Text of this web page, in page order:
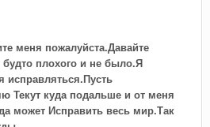
меня пожалуйста.Давайте
будто плохого и не было.Я
исправляться.Пусть
Текут куда подальше и от меня
может Исправить весь мир.Так